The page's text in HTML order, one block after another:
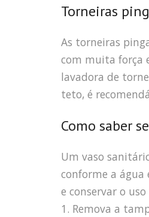
Torneiras
As torneiras
com muita força
lavadora de
teto, é
Como saber
Um vaso
conforme a água
e conservar o
1. Remova a